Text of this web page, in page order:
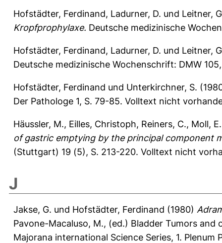
Hofstädter, Ferdinand, Ladurner, D. und Leitner,
Kropfprophylaxe. Deutsche medizinische
Hofstädter, Ferdinand, Ladurner, D. und Leitner,
Deutsche medizinische Wochenschrift: DMW
Hofstädter, Ferdinand und Unterkirchner, S.
Der Pathologe 1, S. 79-85. Volltext nicht
Häussler, M., Eilles, Christoph, Reiners, C., Moll, E.
of gastric emptying by the principal component
(Stuttgart) 19 (5), S. 213-220. Volltext nicht
J
Jakse, G. und Hofstädter, Ferdinand (1980)
Pavone-Macaluso, M., (ed.) Bladder Tumors
Majorana international Science Series, 1.